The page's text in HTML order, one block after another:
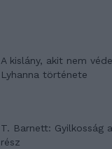
A kislány, akit nem
Lyhanna története
T. Barnett: Gyilkosság
rész